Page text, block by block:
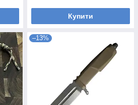
Купити
–13%